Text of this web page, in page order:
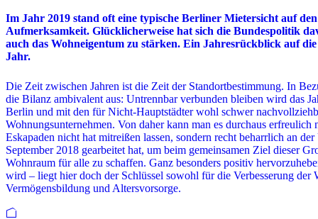
Im Jahr 2019 stand oft eine typische Berliner Mietersicht auf
Aufmerksamkeit. Glücklicherweise hat sich die Bundespolitik
auch das Wohneigentum zu stärken. Ein Jahresrückblick auf
Jahr.
Die Zeit zwischen Jahren ist die Zeit der Standortbestimmung. In
die Bilanz ambivalent aus: Untrennbar verbunden bleiben wird das
Berlin und mit den für Nicht-Hauptstädter wohl schwer
Wohnungsunternehmen. Von daher kann man es durchaus
Eskapaden nicht hat mitreißen lassen, sondern recht beharrlich an
September 2018 gearbeitet hat, um beim gemeinsamen Ziel dieser
Wohnraum für alle zu schaffen. Ganz besonders positiv
wird – liegt hier doch der Schlüssel sowohl für die Verbesserung der
Vermögensbildung und Altersvorsorge.